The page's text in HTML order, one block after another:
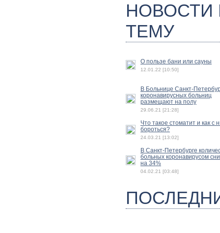
ТЕМУ
О пользе бани или сауны
12.01.22 [10:50]
В Больнице Санкт-
коронавирусных больниц
размещают на полу
29.06.21 [21:28]
Что такое стоматит и как с
бороться?
24.03.21 [13:02]
В Санкт-Петербурге
больных коронавирусом
на 34%
04.02.21 [03:48]